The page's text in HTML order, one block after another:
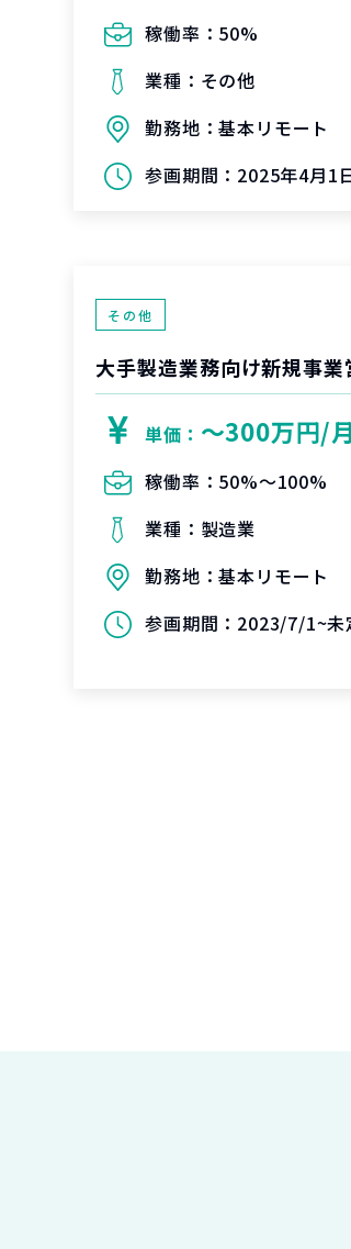
稼働率： 50%
業種： その他
勤務地：基本リモート
参画期間： 2025年4月1
その他
大手製造業務向け新規事業
単価： 〜300万円/月
稼働率： 50%〜100%
業種： 製造業
勤務地：基本リモート
参画期間： 2023/7/1~未